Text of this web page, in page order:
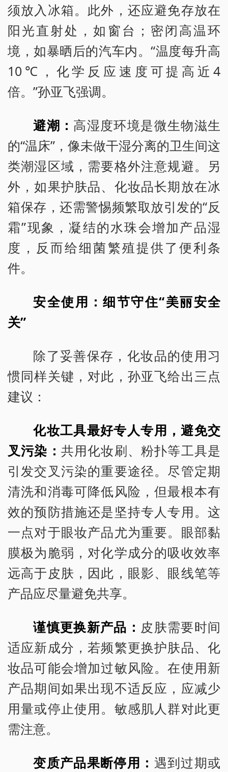
须放入冰箱。此外，还应避免存放在
阳光直射处，如窗台；密闭高温环
境，如暴晒后的汽车内。“温度每升高
10℃，化学反应速度可提高近4
倍。”孙亚飞强调。
避潮： 高湿度环境是微生物滋生
的“温床”，像未做干湿分离的卫生间这
类潮湿区域，需要格外注意规避。另
外，如果护肤品、化妆品长期放在冰
箱保存，还需警惕频繁取放引发的“反
霜”现象，凝结的水珠会增加产品湿
度，反而给细菌繁殖提供了便利条
件。
安全使用：细节守住“美丽安全
关”
除了妥善保存，化妆品的使用习
惯同样关键，对此，孙亚飞给出三点
建议：
化妆工具最好专人专用，避免交
叉污染： 共用化妆刷、粉扑等工具是
引发交叉污染的重要途径。尽管定期
清洗和消毒可降低风险，但最根本有
效的预防措施还是坚持专人专用。这
一点对于眼妆产品尤为重要。眼部黏
膜极为脆弱，对化学成分的吸收效率
远高于皮肤，因此，眼影、眼线笔等
产品应尽量避免共享。
谨慎更换新产品： 皮肤需要时间
适应新成分，若频繁更换护肤品、化
妆品可能会增加过敏风险。在使用新
产品期间如果出现不适反应，应减少
用量或停止使用。敏感肌人群对此更
需注意。
变质产品果断停用： 遇到过期或